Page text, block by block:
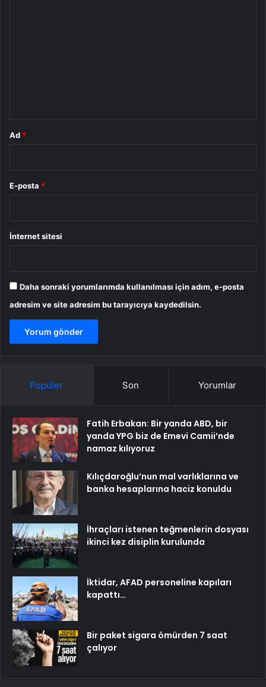
Ad *
E-posta *
İnternet sitesi
Daha sonraki yorumlarımda kullanılması için adım, e-posta
adresim ve site adresim bu tarayıcıya kaydedilsin.
Popüler Son Yorumlar
Fatih Erbakan: Bir yanda ABD, bir
yanda YPG biz de Emevi Camii’nde
namaz kılıyoruz
Kılıçdaroğlu’nun mal varlıklarına ve
banka hesaplarına haciz konuldu
İhraçları istenen teğmenlerin dosyası
ikinci kez disiplin kurulunda
İktidar, AFAD personeline kapıları
kapattı…
Bir paket sigara ömürden 7 saat
çalıyor